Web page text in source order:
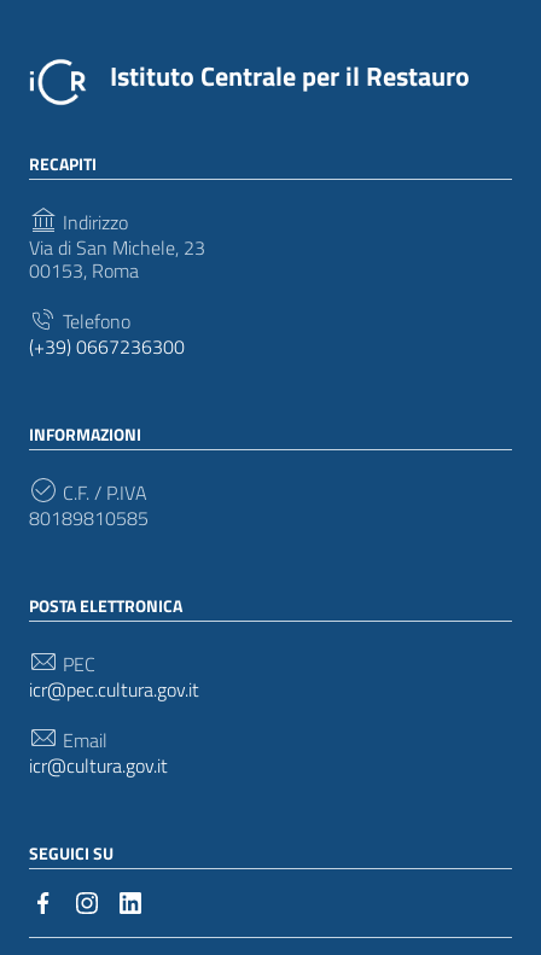
Istituto Centrale per il Restauro
RECAPITI
Indirizzo
Via di San Michele, 23
00153, Roma
Telefono
(+39) 0667236300
INFORMAZIONI
C.F. / P.IVA
80189810585
POSTA ELETTRONICA
PEC
icr@pec.cultura.gov.it
Email
icr@cultura.gov.it
SEGUICI SU